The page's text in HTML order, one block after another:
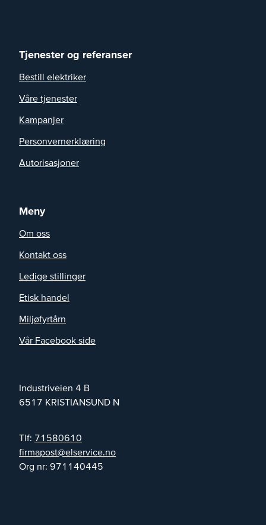
Industriveien 4 B
6517 KRISTIANSUND N
Tlf: 71580610
on.ecivresle@tsopamrif
Org nr: 971140445
Tjenester og referanser
Bestill elektriker
Våre tjenester
Kampanjer
Personvernerklæring
Autorisasjoner
Meny
Om oss
Kontakt oss
Ledige stillinger
Etisk handel
Miljøfyrtårn
Vår Facebook side